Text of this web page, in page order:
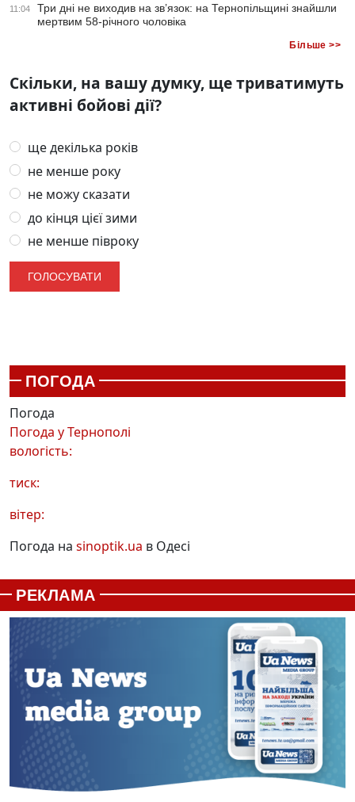
11:04
Три дні не виходив на зв’язок: на Тернопільщині знайшли
мертвим 58-річного чоловіка
Більше >>
Скільки, на вашу думку, ще триватимуть
активні бойові дії?
ще декілька років
не менше року
не можу сказати
до кінця цієї зими
не менше півроку
ПОГОДА
Погода
Погода уТернополі
вологість:
тиск:
вітер:
Погода на sinoptik.ua в Одесі
РЕКЛАМА